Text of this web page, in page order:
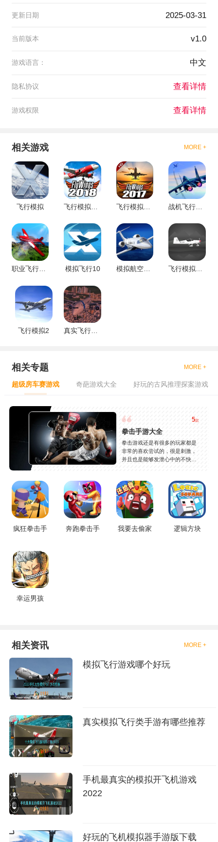
更新日期 2025-03-31
当前版本 v1.0
游戏语言： 中文
隐私协议 查看详情
游戏权限 查看详情
相关游戏 MORE +
飞行模拟
职业飞行模拟3D 模拟飞行10 模拟航空飞行2
飞行模拟2
相关专题 MORE +
超级房车赛游戏 奇葩游戏大全 好玩的古风推理探案游戏
5款
拳击手游大全
拳击游戏还是有很多的玩家都是
非常的喜欢尝试的，很是刺激，
并且也是能够发泄心中的不快
是一些格斗的游戏，其实是非常
的有趣，也是相当的刺激的，游
戏中是有一些不同的场景都是能
够去进行体验的，我们也是能够
去刺激的进行对战的，小编现在
就是收集了一些有意思的拳击游
戏，相信你们一定会喜欢的。
疯狂拳击手 奔跑拳击手 我要去偷家 逻辑方块
幸运男孩
相关资讯 MORE +
模拟飞行游戏哪个好玩
真实模拟飞行类手游有哪些推荐
手机最真实的模拟开飞机游戏
2022
好玩的飞机模拟器手游版下载